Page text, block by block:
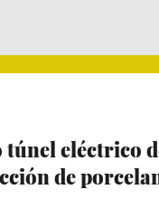
eléctrico
de